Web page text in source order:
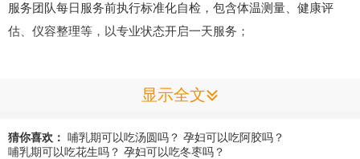
显示全文
服务团队每日服务前执行标准化自检，包含体温测量、健康评
估、仪容整理等，以专业状态开启一天服务；
同步宝宝健康数据与注意事项。
02 元气早餐
猜你喜欢： 哺乳期可以吃汤圆吗？ 孕妇可以吃阿胶吗？
哺乳期可以吃花生吗？ 孕妇可以吃冬枣吗？